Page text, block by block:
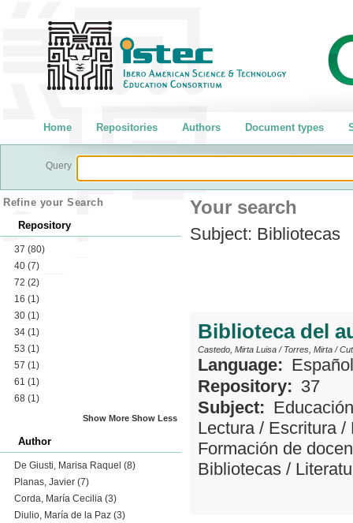
Home Repositories Authors Document types
Query
Refine your Search
Repository
37 (80)
40 (7)
72 (2)
16 (1)
30 (1)
34 (1)
53 (1)
57 (1)
61 (1)
68 (1)
Show More Show Less
Author
De Giusti, Marisa Raquel (8)
Planas, Javier (7)
Corda, María Cecilia (3)
Diulio, María de la Paz (3)
Your search
Subject: Bibliotecas
Biblioteca del
Castedo, Mirta Luisa / Torres, Mirta /
Language: Español
Repository: 37
Subject: Educación
Lectura/ Escritura/
Formación de
Bibliotecas /